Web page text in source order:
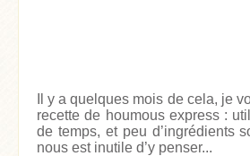
Il y a quelques mois de cela, je
recette de houmous express :
de temps, et peu d’ingrédients
nous est inutile d’y penser...